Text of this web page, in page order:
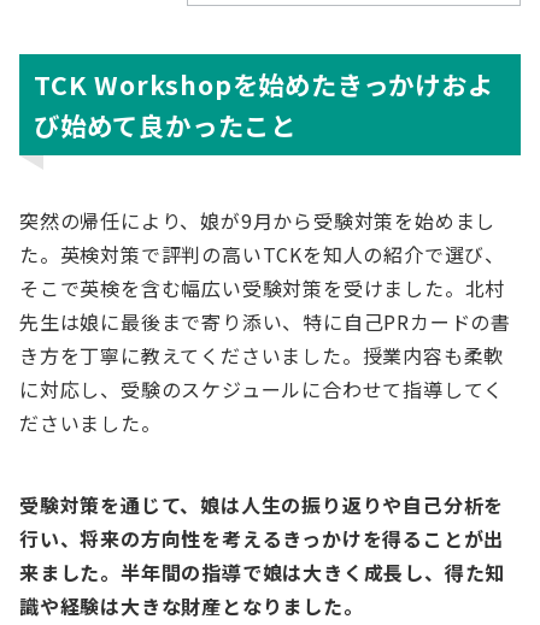
TCK Workshopを始めたきっかけおよ
び始めて良かったこと
突然の帰任により、娘が9月から受験対策を始めまし
た。英検対策で評判の高いTCKを知人の紹介で選び、
そこで英検を含む幅広い受験対策を受けました。北村
先生は娘に最後まで寄り添い、特に自己PRカードの書
き方を丁寧に教えてくださいました。授業内容も柔軟
に対応し、受験のスケジュールに合わせて指導してく
ださいました。
受験対策を通じて、娘は人生の振り返りや自己分析を
行い、将来の方向性を考えるきっかけを得ることが出
来ました。半年間の指導で娘は大きく成長し、得た知
識や経験は大きな財産となりました。